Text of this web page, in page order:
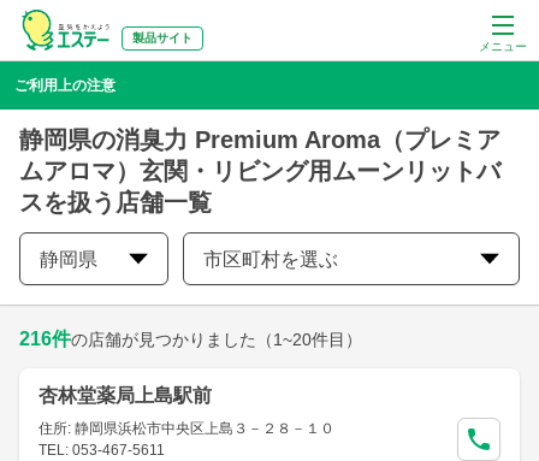
メニュー
製品サイト
ご利用上の注意
静岡県の消臭力 Premium Aroma（プレミア
ムアロマ）玄関・リビング用ムーンリットバ
スを扱う店舗一覧
静岡県 市区町村を選ぶ
216件の店舗が見つかりました （1~20件目）
杏林堂薬局上島駅前
住所: 静岡県浜松市中央区上島３－２８－１０
TEL: 053-467-5611